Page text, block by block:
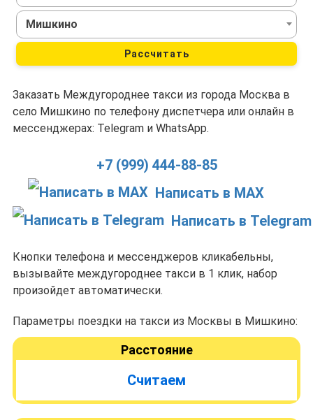
Мишкино
Рассчитать
Заказать Междугороднее такси из города Москва в
село Мишкино по телефону диспетчера или онлайн в
мессенджерах: Telegram и WhatsApp.
+7 (999) 444-88-85
Написать в MAX
Написать в Telegram
Кнопки телефона и мессенджеров кликабельны,
вызывайте междугороднее такси в 1 клик, набор
произойдет автоматически.
Параметры поездки на такси из Москвы в Мишкино:
Расстояние
Считаем